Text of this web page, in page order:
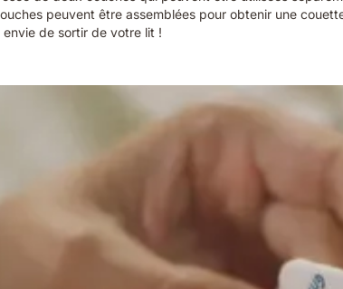
peuvent être assemblées pour obtenir une
envie de sortir de votre lit !